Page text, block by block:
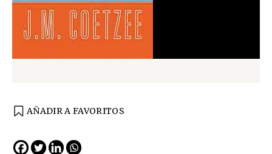
AÑADIR A FAVORITOS